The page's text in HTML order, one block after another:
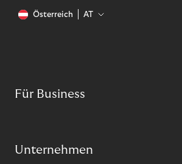
Österreich AT
Für Business
Unternehmen